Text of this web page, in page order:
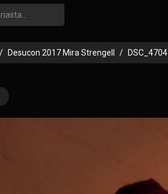
Desucon 2017 Mira Strengell DSC_4704